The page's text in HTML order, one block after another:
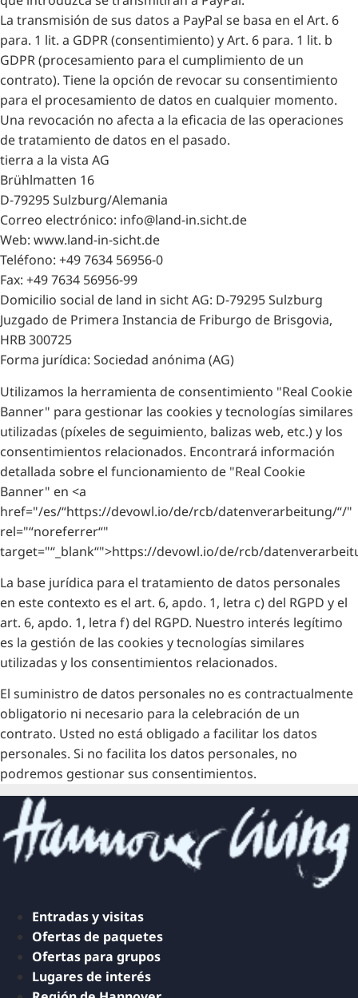
La transmisión de sus datos a PayPal se basa en el Art. 6
para. 1 lit. a GDPR (consentimiento) y Art. 6 para. 1 lit. b
GDPR (procesamiento para el cumplimiento de un
contrato). Tiene la opción de revocar su consentimiento
para el procesamiento de datos en cualquier momento.
Una revocación no afecta a la eficacia de las operaciones
de tratamiento de datos en el pasado.
tierra a la vista AG
Brühlmatten 16
D-79295 Sulzburg/Alemania
Correo electrónico: info@land-in.sicht.de
Web: www.land-in-sicht.de
Teléfono: +49 7634 56956-0
Fax: +49 7634 56956-99
Domicilio social de land in sicht AG: D-79295 Sulzburg
Juzgado de Primera Instancia de Friburgo de Brisgovia,
HRB 300725
Forma jurídica: Sociedad anónima (AG)
Utilizamos la herramienta de consentimiento "Real Cookie
Banner" para gestionar las cookies y tecnologías similares
utilizadas (píxeles de seguimiento, balizas web, etc.) y los
consentimientos relacionados. Encontrará información
detallada sobre el funcionamiento de "Real Cookie
Banner" en <a
href="/es/“https://devowl.io/de/rcb/datenverarbeitung/“/"
rel="“noreferrer“"
target="“_blank“">https://devowl.io/de/rcb/
La base jurídica para el tratamiento de datos personales
en este contexto es el art. 6, apdo. 1, letra c) del RGPD y el
art. 6, apdo. 1, letra f) del RGPD. Nuestro interés legítimo
es la gestión de las cookies y tecnologías similares
utilizadas y los consentimientos relacionados.
El suministro de datos personales no es contractualmente
obligatorio ni necesario para la celebración de un
contrato. Usted no está obligado a facilitar los datos
personales. Si no facilita los datos personales, no
podremos gestionar sus consentimientos.
Entradas y visitas
Ofertas de paquetes
Ofertas para grupos
Lugares de interés